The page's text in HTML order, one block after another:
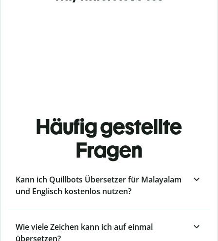
Häufig gestellte
Fragen
Kann ich Quillbots Übersetzer für Malayalam
und Englisch kostenlos nutzen?
Wie viele Zeichen kann ich auf einmal
übersetzen?